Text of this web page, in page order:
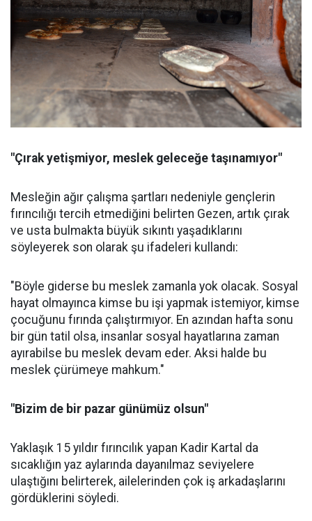
"Çırak yetişmiyor, meslek geleceğe taşınamıyor"
Mesleğin ağır çalışma şartları nedeniyle gençlerin
fırıncılığı tercih etmediğini belirten Gezen, artık çırak
ve usta bulmakta büyük sıkıntı yaşadıklarını
söyleyerek son olarak şu ifadeleri kullandı:
"Böyle giderse bu meslek zamanla yok olacak. Sosyal
hayat olmayınca kimse bu işi yapmak istemiyor, kimse
çocuğunu fırında çalıştırmıyor. En azından hafta sonu
bir gün tatil olsa, insanlar sosyal hayatlarına zaman
ayırabilse bu meslek devam eder. Aksi halde bu
meslek çürümeye mahkum."
"Bizim de bir pazar günümüz olsun"
Yaklaşık 15 yıldır fırıncılık yapan Kadir Kartal da
sıcaklığın yaz aylarında dayanılmaz seviyelere
ulaştığını belirterek, ailelerinden çok iş arkadaşlarını
gördüklerini söyledi.